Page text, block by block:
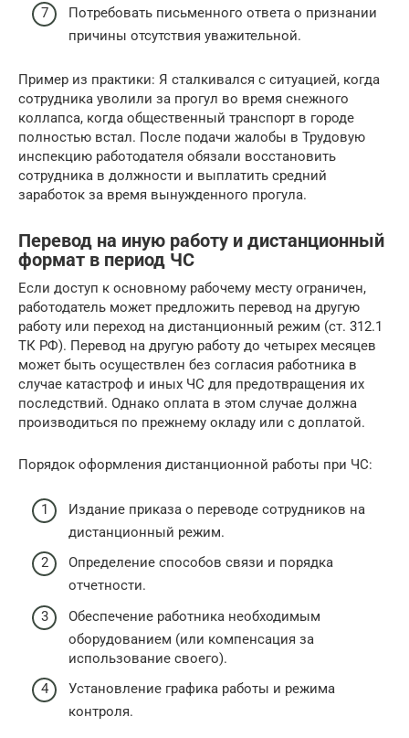
Потребовать письменного ответа о признании
причины отсутствия уважительной.
Пример из практики: Я сталкивался с ситуацией, когда
сотрудника уволили за прогул во время снежного
коллапса, когда общественный транспорт в городе
полностью встал. После подачи жалобы в Трудовую
инспекцию работодателя обязали восстановить
сотрудника в должности и выплатить средний
заработок за время вынужденного прогула.
Перевод на иную работу и дистанционный
формат в период ЧС
Если доступ к основному рабочему месту ограничен,
работодатель может предложить перевод на другую
работу или переход на дистанционный режим (ст. 312.1
ТК РФ). Перевод на другую работу до четырех месяцев
может быть осуществлен без согласия работника в
случае катастроф и иных ЧС для предотвращения их
последствий. Однако оплата в этом случае должна
производиться по прежнему окладу или с доплатой.
Порядок оформления дистанционной работы при ЧС:
Издание приказа о переводе сотрудников на
дистанционный режим.
Определение способов связи и порядка
отчетности.
Обеспечение работника необходимым
оборудованием (или компенсация за
использование своего).
Установление графика работы и режима
контроля.